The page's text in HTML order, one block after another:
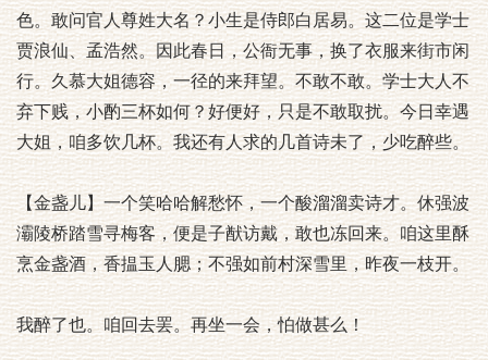
色。敢问官人尊姓大名？小生是侍郎白居易。这二位是学士
贾浪仙、孟浩然。因此春日，公衙无事，换了衣服来街市闲
行。久慕大姐德容，一径的来拜望。不敢不敢。学士大人不
弃下贱，小酌三杯如何？好便好，只是不敢取扰。今日幸遇
大姐，咱多饮几杯。我还有人求的几首诗未了，少吃醉些。
【金盏儿】一个笑哈哈解愁怀，一个酸溜溜卖诗才。休强波
灞陵桥踏雪寻梅客，便是子猷访戴，敢也冻回来。咱这里酥
烹金盏酒，香揾玉人腮；不强如前村深雪里，昨夜一枝开。
我醉了也。咱回去罢。再坐一会，怕做甚么！